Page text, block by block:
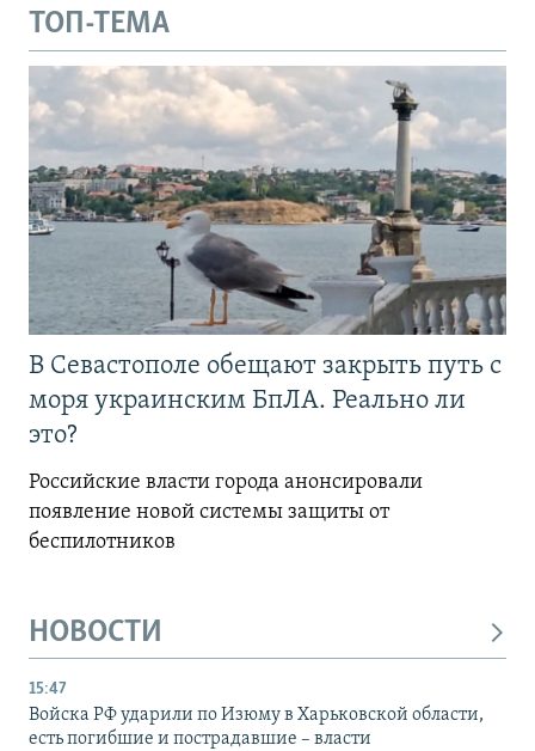
ТОП-ТЕМА
В Севастополе обещают закрыть путь с
моря украинским БпЛА. Реально ли
это?
Российские власти города анонсировали
появление новой системы защиты от
беспилотников
НОВОСТИ
15:47
Войска РФ ударили по Изюму в Харьковской области,
есть погибшие и пострадавшие – власти